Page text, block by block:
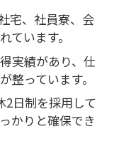
宅、社員寮、会
ています。
実績があり、仕
整っています。
2日制を採用して
かりと確保でき